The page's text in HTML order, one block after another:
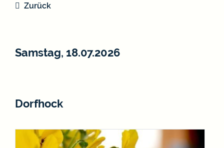
Zurück
Samstag, 18.07.2026
Dorfhock